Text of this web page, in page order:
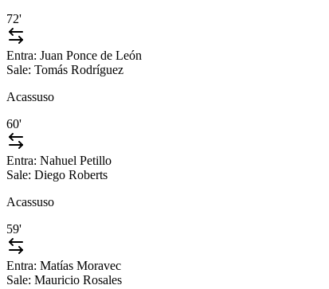
72'
Entra: Juan Ponce de León
Sale: Tomás Rodríguez
Acassuso
60'
Entra: Nahuel Petillo
Sale: Diego Roberts
Acassuso
59'
Entra: Matías Moravec
Sale: Mauricio Rosales